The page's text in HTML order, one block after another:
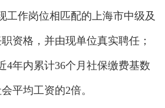
作岗位相匹配的上海市中级及
资格，并由现单位真实聘任；
内累计36个月社保缴费基数
平均工资的2倍。